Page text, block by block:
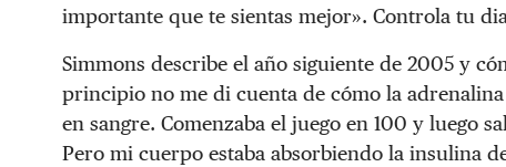
importante que te sientas mejor». Controla tu
Simmons describe el año siguiente de 2005 y
principio no me di cuenta de cómo la
en sangre. Comenzaba el juego en 100 y luego
Pero mi cuerpo estaba absorbiendo la insulina